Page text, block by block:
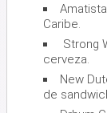
Caribe.
Strong
cerveza.
New
de